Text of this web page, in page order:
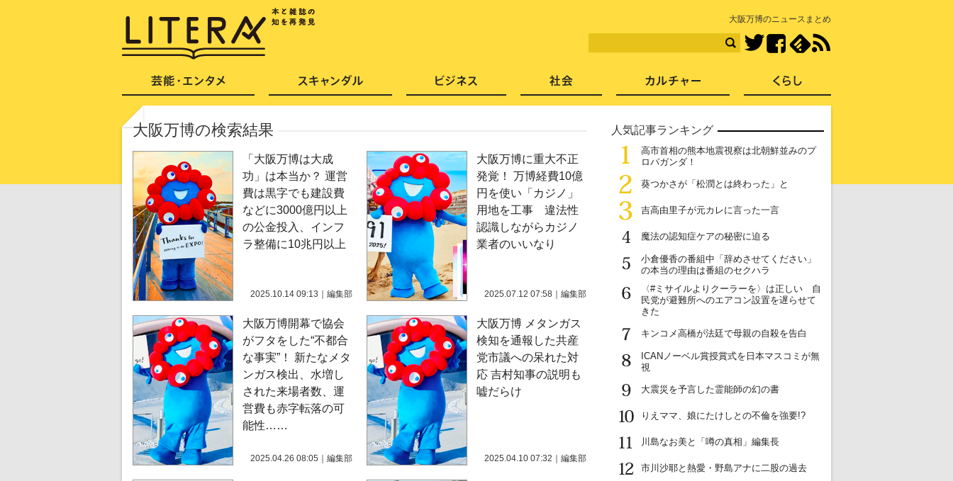
大阪万博のニュースまとめ
TwitterFacebook
大阪万博の検索結果
「大阪万博は大成
功」は本当か？ 運営
費は黒字でも建設費
などに3000億円以上
の公金投入、インフ
ラ整備に10兆円以上
2025.10.14 09:13 編集部
大阪万博に重大不正
発覚！ 万博経費10億
円を使い「カジノ」
用地を工事 違法性
認識しながらカジノ
業者のいいなり
2025.07.12 07:58 編集部
大阪万博開幕で協会
がフタをした“不都合
な事実”！ 新たなメタ
ンガス検出、水増し
された来場者数、運
営費も赤字転落の可
能性……
2025.04.26 08:05 編集部
大阪万博 メタンガス
検知を通報した共産
党市議への呆れた対
応 吉村知事の説明も
嘘だらけ
2025.04.10 07:32 編集部
人気記事ランキング
1
高市首相の熊本地震視察は北朝鮮並みのプ
ロパガンダ！
2
葵つかさが「松潤とは終わった」と
3
吉高由里子が元カレに言った一言
4
魔法の認知症ケアの秘密に迫る
5
小倉優香の番組中「辞めさせてください」
の本当の理由は番組のセクハラ
6
〈#ミサイルよりクーラーを〉は正しい 自
民党が避難所へのエアコン設置を遅らせて
きた
7
キンコメ高橋が法廷で母親の自殺を告白
8
ICANノーベル賞授賞式を日本マスコミが無
視
9
大震災を予言した霊能師の幻の書
10
りえママ、娘にたけしとの不倫を強要!?
11
川島なお美と「噂の真相」編集長
12
市川沙耶と熱愛・野島アナに二股の過去
芸能・エンタメ スキャンダル 社会